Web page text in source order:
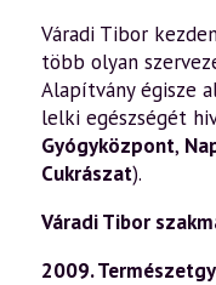
Váradi Tibor
több olyan
Alapítvány égisze
lelki egészségét
Gyógyközpont,
Cukrászat).
Váradi Tibor
2009.